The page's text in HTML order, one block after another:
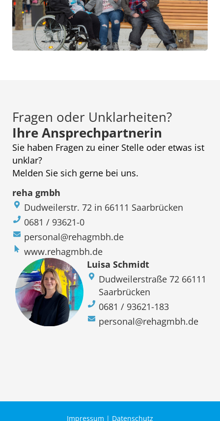
Fragen oder Unklarheiten?
Ihre Ansprechpartnerin
Sie haben Fragen zu einer Stelle oder etwas ist
unklar?
Melden Sie sich gerne bei uns.
reha gmbh
Dudweilerstr. 72 in 66111 Saarbrücken
0681 / 93621-0
personal@rehagmbh.de
www.rehagmbh.de
Luisa Schmidt
Dudweilerstraße 72 66111
Saarbrücken
0681 / 93621-183
personal@rehagmbh.de
Impressum | Datenschutz